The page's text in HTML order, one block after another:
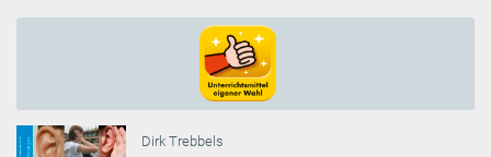
Dirk Trebbels